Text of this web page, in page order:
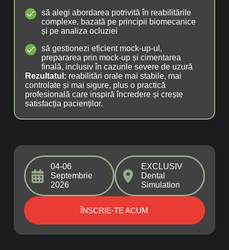
să alegi abordarea potrivită în reabilitările
complexe, bazată pe principii biomecanice
și pe analiza ocluziei
să gestionezi eficient mock-up-ul,
prepararea prin mock-up și cimentarea
finală, inclusiv în cazurile severe de uzură
Rezultatul: reabilitări orale mai stabile, mai
controlate și mai sigure, plus o practică
profesională care inspiră încredere și crește
satisfacția pacienților.
04-06
Septembrie
2026
EXCLUSIV
Dental
Simulation
ÎNSCRIE-TE ACUM